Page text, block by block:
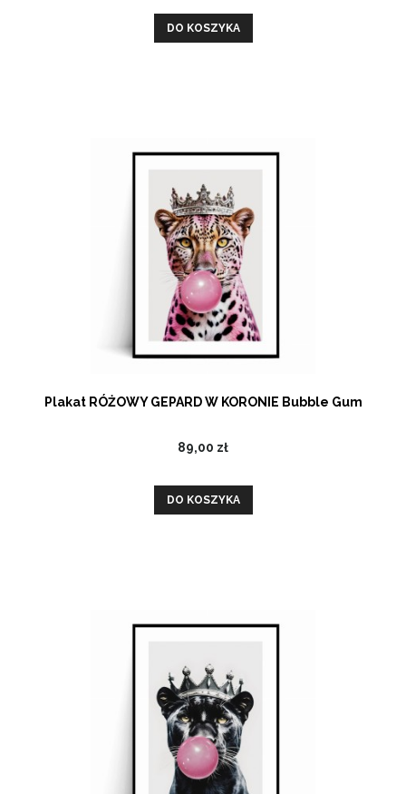
DO KOSZYKA
Plakat RÓŻOWY GEPARD W KORONIE Bubble Gum
89,00 zł
DO KOSZYKA